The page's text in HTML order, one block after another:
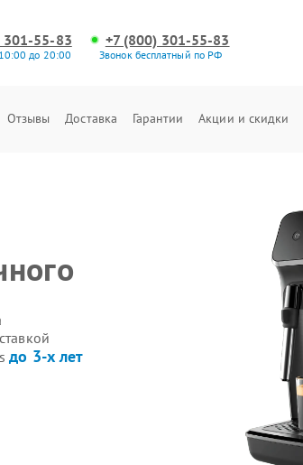
301-55-83
до 20:00
+7 (800) 301-55-83
Звонок бесплатный по РФ
Отзывы Доставка Гарантии Акции и скидки
до 3-х лет